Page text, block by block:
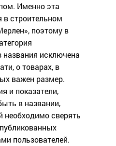
Именно эта
в строительном
поэтому в
названия исключена
о товарах, в
важен размер.
и показатели,
в названии,
необходимо сверять
пользователей.